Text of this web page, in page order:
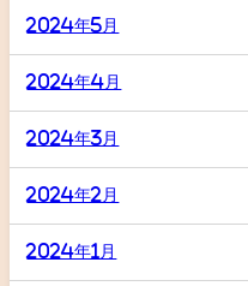
2024年5月
2024年4月
2024年3月
2024年2月
2024年1月